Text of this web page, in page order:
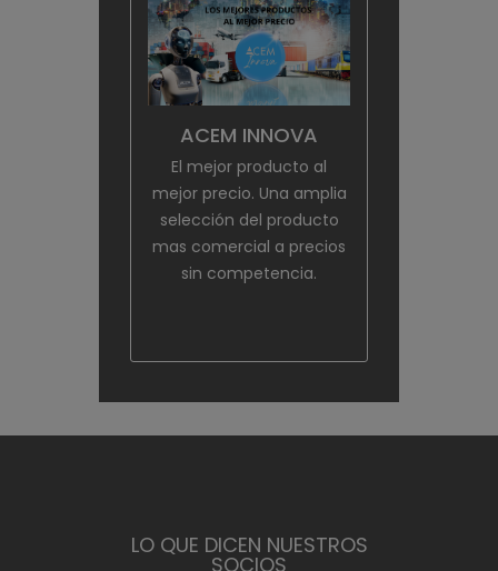
ACEM INNOVA
El mejor producto al
mejor precio. Una amplia
selección del producto
mas comercial a precios
sin competencia.
LO QUE DICEN NUESTROS
SOCIOS